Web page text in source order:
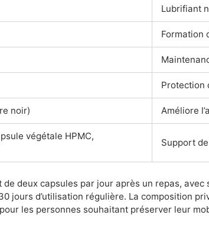
Lubrifiant
Formation
Protection
noir) Améliore
végétale HPMC,
Support
de deux capsules par jour après un repas,
jours d’utilisation régulière. La composition
les personnes souhaitant préserver leur